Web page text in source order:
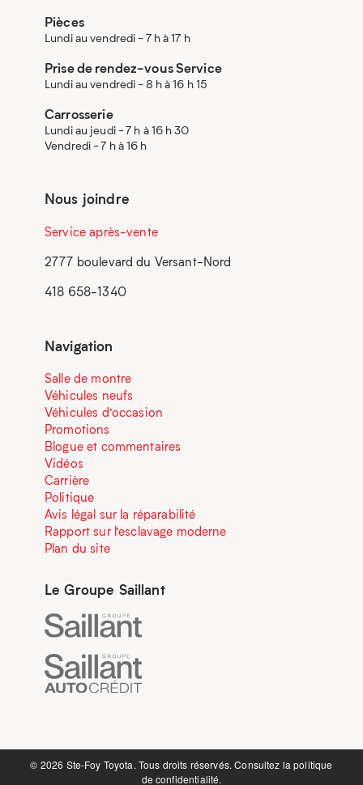
Pièces
Lundi au vendredi - 7 h à 17 h
Prise de rendez-vous Service
Lundi au vendredi - 8 h à 16 h 15
Carrosserie
Lundi au jeudi - 7 h à 16 h 30
Vendredi - 7 h à 16 h
Nous joindre
Service après-vente
2777 boulevard du Versant-Nord
418 658-1340
Navigation
Salle de montre
Véhicules neufs
Véhicules d’occasion
Promotions
Blogue et commentaires
Vidéos
Carrière
Politique
Avis légal sur la réparabilité
Rapport sur l’esclavage moderne
Plan du site
Le Groupe Saillant
©️ 2026 Ste-Foy Toyota. Tous droits réservés. Consultez lapolitique
de confidentialité.